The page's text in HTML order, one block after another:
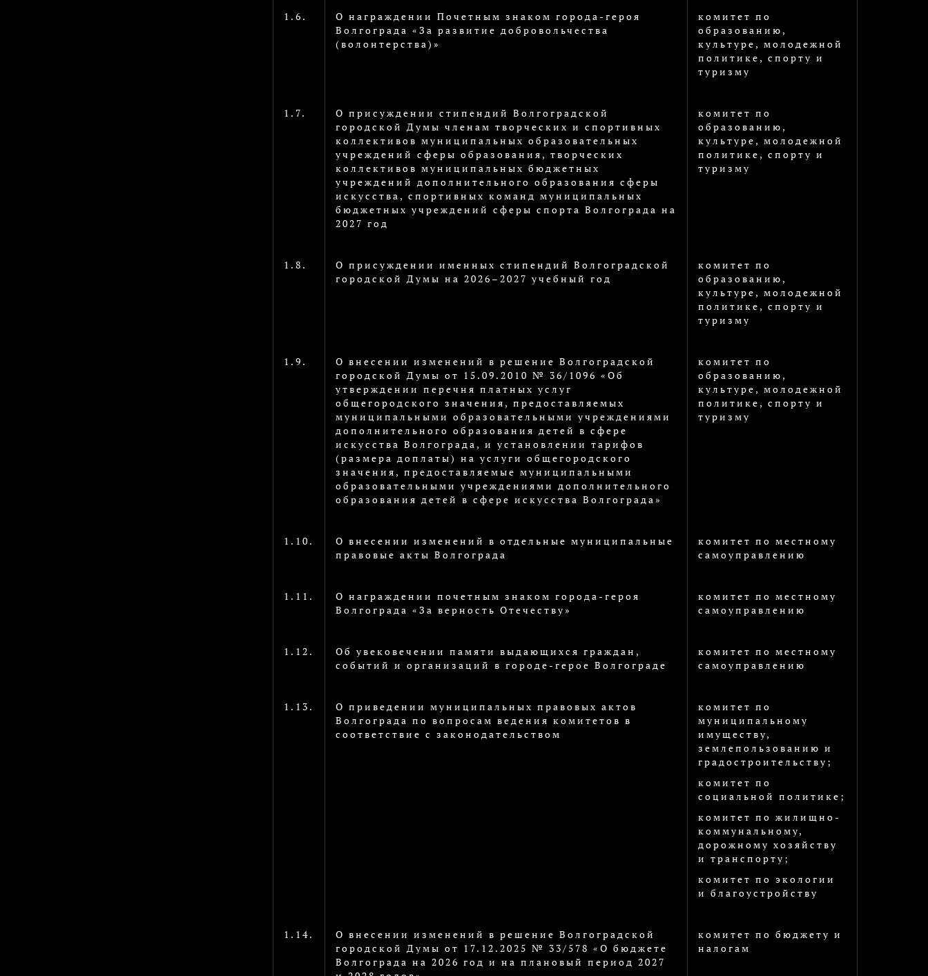
1.6.
О награждении Почетным знаком города-героя
Волгограда «За развитие добровольчества
(волонтерства)»
комитет по
образованию,
культуре, молодежной
политике, спорту и
туризму
1.7.
О присуждении стипендий Волгоградской
городской Думы членам творческих и спортивных
коллективов муниципальных образовательных
учреждений сферы образования, творческих
коллективов муниципальных бюджетных
учреждений дополнительного образования сферы
искусства, спортивных команд муниципальных
бюджетных учреждений сферы спорта Волгограда на
2027 год
комитет по
образованию,
культуре, молодежной
политике, спорту и
туризму
1.8.
О присуждении именных стипендий Волгоградской
городской Думы на 2026–2027 учебный год
комитет по
образованию,
культуре, молодежной
политике, спорту и
туризму
1.9.
О внесении изменений в решение Волгоградской
городской Думы от 15.09.2010 № 36/1096 «Об
утверждении перечня платных услуг
общегородского значения, предоставляемых
муниципальными образовательными учреждениями
дополнительного образования детей в сфере
искусства Волгограда, и установлении тарифов
(размера доплаты) на услуги общегородского
значения, предоставляемые муниципальными
образовательными учреждениями дополнительного
образования детей в сфере искусства Волгограда»
комитет по
образованию,
культуре, молодежной
политике, спорту и
туризму
1.10.
О внесении изменений в отдельные муниципальные
правовые акты Волгограда
комитет по местному
самоуправлению
1.11.
О награждении почетным знаком города-героя
Волгограда «За верность Отечеству»
комитет по местному
самоуправлению
1.12.
Об увековечении памяти выдающихся граждан,
событий и организаций в городе-герое Волгограде
комитет по местному
самоуправлению
1.13.
О приведении муниципальных правовых актов
Волгограда по вопросам ведения комитетов в
соответствие с законодательством
комитет по
муниципальному
имуществу,
землепользованию и
градостроительству;
комитет по
социальной политике;
комитет по жилищно-
коммунальному,
дорожному хозяйству
и транспорту;
комитет по экологии
и благоустройству
1.14.
О внесении изменений в решение Волгоградской
городской Думы от 17.12.2025 № 33/578 «О бюджете
Волгограда на 2026 год и на плановый период 2027
комитет по бюджету и
налогам